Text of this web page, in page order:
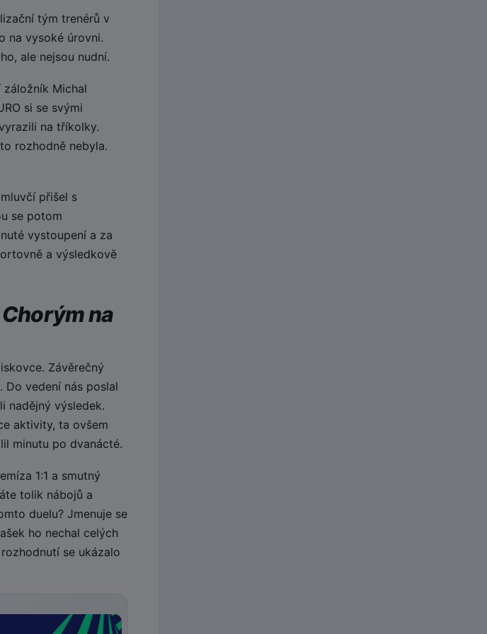
tým trenérů v
na vysoké úrovni.
ale nejsou nudní.
záložník Michal
si se svými
na tříkolky.
rozhodně nebyla.
přišel s
se potom
vystoupení a za
a výsledkově
na
Závěrečný
Do vedení nás poslal
nadějný výsledek.
aktivity, ta ovšem
minutu po dvanácté.
1:1 a smutný
tolik nábojů a
duelu? Jmenuje se
ho nechal celých
se ukázalo